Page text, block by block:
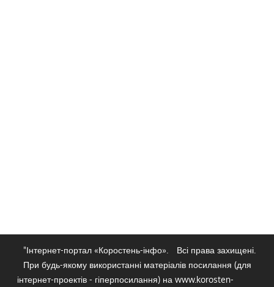
"Інтернет-портал «Коростень-інфо».
Всі права захищені.
При будь-якому використанні матеріалів посилання (для
інтернет-проектів - гіперпосилання) на www.korosten-